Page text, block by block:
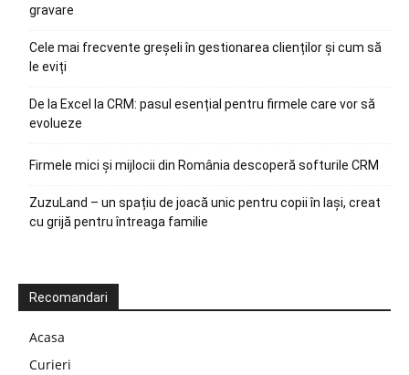
gravare
Cele mai frecvente greșeli în gestionarea clienților și cum să
le eviți
De la Excel la CRM: pasul esențial pentru firmele care vor să
evolueze
Firmele mici și mijlocii din România descoperă softurile CRM
ZuzuLand – un spațiu de joacă unic pentru copii în Iași, creat
cu grijă pentru întreaga familie
Recomandari
Acasa
Curieri